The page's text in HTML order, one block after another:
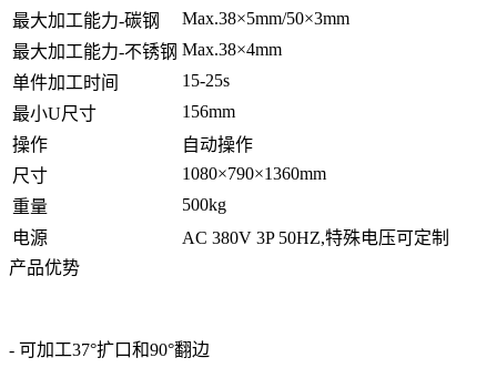
最大加工能力-碳钢
Max.38×5mm/50×3mm
最大加工能力-不锈钢 Max.38×4mm
单件加工时间
15-25s
最小U尺寸
156mm
操作
自动操作
尺寸
1080×790×1360mm
重量
500kg
电源
AC 380V 3P 50HZ,特殊电压可定制
产品优势
- 可加工37°扩口和90°翻边